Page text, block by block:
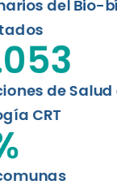
del Bio-
de Salud
CRT